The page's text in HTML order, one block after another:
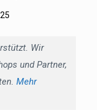
Wir
und Partner,
Mehr